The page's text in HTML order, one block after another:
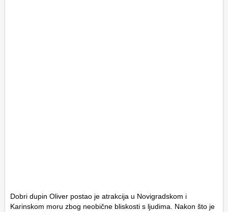
Dobri dupin Oliver postao je atrakcija u Novigradskom i
Karinskom moru zbog neobične bliskosti s ljudima. Nakon što je